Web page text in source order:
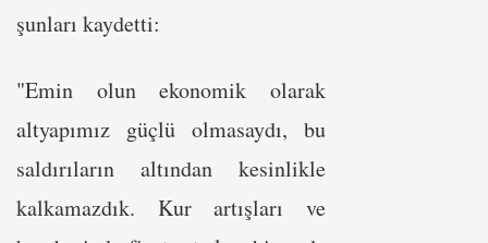
şunları kaydetti:
"Emin olun ekonomik olarak
altyapımız güçlü olmasaydı, bu
saldırıların altından kesinlikle
kalkamazdık. Kur artışları ve